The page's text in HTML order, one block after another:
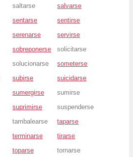
saltarse
salvarse
sentarse
sentirse
serenarse
servirse
sobreponerse
solicitarse
solucionarse
someterse
subirse
suicidarse
sumergirse
sumirse
suprimirse
suspenderse
tambalearse
taparse
terminarse
tirarse
toparse
tornarse